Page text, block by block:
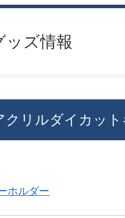
ッズ情報
リルダイカッ
ホルダー